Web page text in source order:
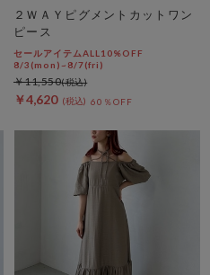
２ＷＡＹピグメントカットワン
ピース
セールアイテムALL10%OFF
8/3(mon)~8/7(fri)
￥4,620 60％OFF
￥11,550